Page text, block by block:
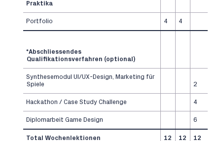
Praktika
Portfolio 4 4
*Abschliessendes
Qualifikationsverfahren (optional)
Synthesemodul UI/UX-Design, Marketing für
Spiele
2
Hackathon / Case Study Challenge 4
Diplomarbeit Game Design 6
Total Wochenlektionen 12 12 12